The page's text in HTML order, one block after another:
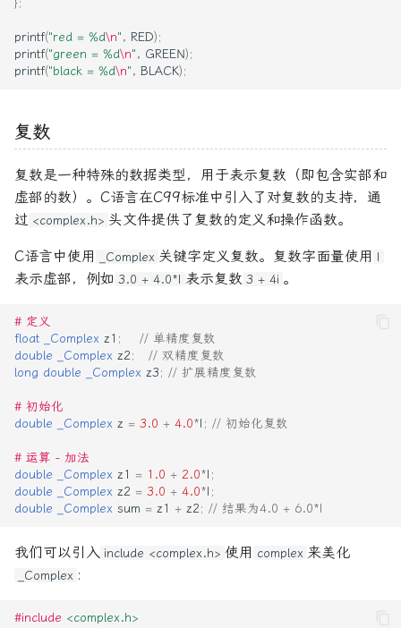
};
printf("red = %d\n", RED);
printf("green = %d\n", GREEN);
printf("black = %d\n", BLACK);
复数
复数是一种特殊的数据类型，用于表示复数（即包含实部和
虚部的数）。C语言在C99标准中引入了对复数的支持，通
过 <complex.h> 头文件提供了复数的定义和操作函数。
C语言中使用 _Complex 关键字定义复数。复数字面量使用 I
表示虚部，例如 3.0 + 4.0*I 表示复数 3 + 4i 。
# 定义
float
_Complex z1 ;
// 单精度复数
double
_Complex z2;
// 双精度复数
long double _Complex z3; // 扩展精度复数
# 初始化
double
_Complex z = 3.0 + 4.0*I ; // 初始化复数
# 运算 - 加法
double
_Complex z1 = 1.0 + 2.0*I ;
double
_Complex z2 = 3.0 + 4.0*I ;
double
_Complex sum = z1 + z2; // 结果为4.0 + 6.0*I
我们可以引入 include <complex.h> 使用 complex 来美化
_Complex :
#include <complex.h>